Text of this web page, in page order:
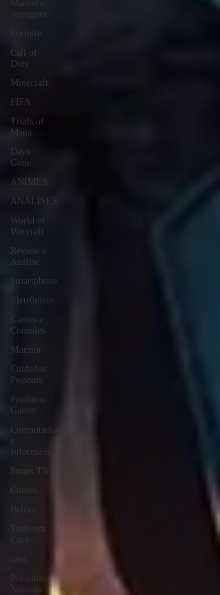
Marvel's
Avengers
Fortnite
Call of
Duty
Minecraft
FIFA
Trials of
Mana
Days
Gone
ANIMES
ANÁLISES
World of
Warcraft
Review e
Análise
Smartphone
Eletrônicos
Games e
Consoles
Monitor
Cuidados
Pessoais
Produtos
Gamer
Computador
e
Informática
Smart TV
Cursos
Beleza
Tudo em
Produtos
Naturais